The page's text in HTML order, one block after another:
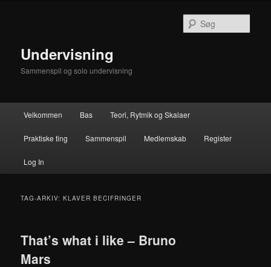
Undervisning
Sammenspil og solo undervisning
Velkommen Bas Teori, Rytmik og Skalaer
Praktiske ting Sammenspil Medlemskab Register
Log In
TAG-ARKIV:KLAVER BECIFRINGER
That’s what i like – Bruno
Mars